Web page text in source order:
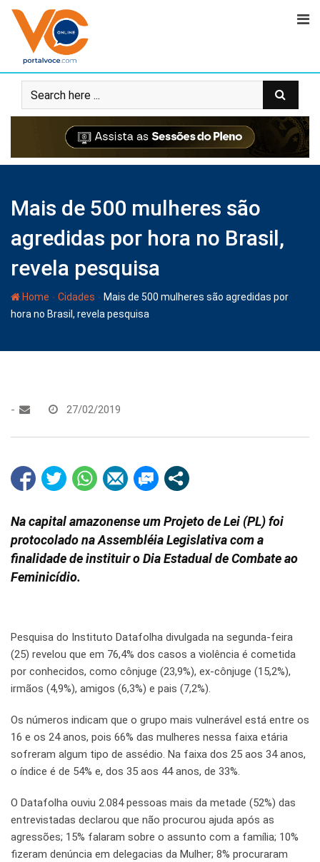
Mais de 500 mulheres são
agredidas por hora no Brasil,
revela pesquisa
Home - Cidades - Mais de 500 mulheres são agredidas por
hora no Brasil, revela pesquisa
- 27/02/2019
Na capital amazonense um Projeto de Lei (PL) foi
protocolado na Assembléia Legislativa com a
finalidade de instituir o Dia Estadual de Combate ao
Feminicídio.
Pesquisa do Instituto Datafolha divulgada na segunda-feira
(25) revelou que em 76,4% dos casos a violência é cometida
por conhecidos, como cônjuge (23,9%), ex-cônjuge (15,2%),
irmãos (4,9%), amigos (6,3%) e pais (7,2%).
Os números indicam que o grupo mais vulnerável está entre os
16 e os 24 anos, pois 66% das mulheres nessa faixa etária
sofreram algum tipo de assédio. Na faixa dos 25 aos 34 anos,
o índice é de 54% e, dos 35 aos 44 anos, de 33%.
O Datafolha ouviu 2.084 pessoas mais da metade (52%) das
entrevistadas declarou que não procurou ajuda após as
agressões; 15% falaram sobre o assunto com a família; 10%
fizeram denúncia em delegacias da Mulher; 8% procuraram